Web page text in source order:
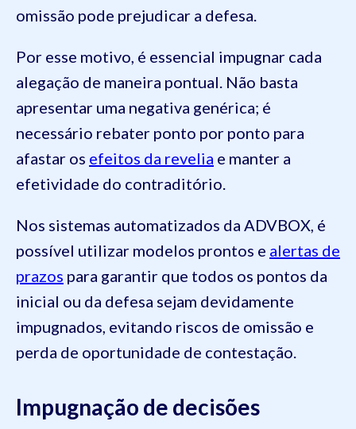
omissão pode prejudicar a defesa.
Por esse motivo, é essencial impugnar cada
alegação de maneira pontual. Não basta
apresentar uma negativa genérica; é
necessário rebater ponto por ponto para
afastar os efeitos da revelia e manter a
efetividade do contraditório.
Nos sistemas automatizados da ADVBOX, é
possível utilizar modelos prontos e alertas de
prazos para garantir que todos os pontos da
inicial ou da defesa sejam devidamente
impugnados, evitando riscos de omissão e
perda de oportunidade de contestação.
Impugnação de decisões